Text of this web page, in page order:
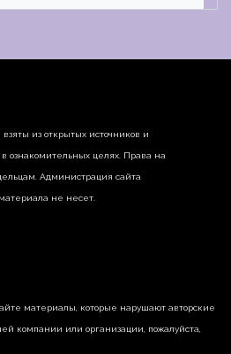
из открытых источников и
ознакомительных целях. Права на
Администрация сайта
не несет.
материалы, которые нарушают авторские
компании или организации, пожалуйста,